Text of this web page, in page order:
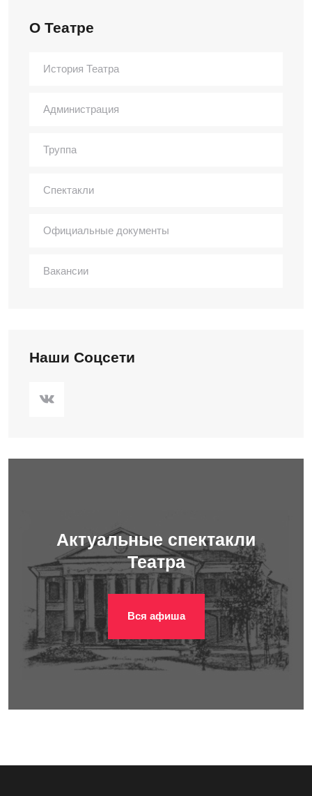
О Театре
История Театра
Администрация
Труппа
Спектакли
Официальные документы
Вакансии
Наши Соцсети
Актуальные спектакли
Театра
Вся афиша